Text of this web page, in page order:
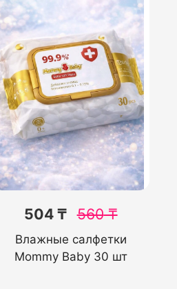
504 ₸ 560₸
Влажные салфетки
Mommy Baby 30 шт